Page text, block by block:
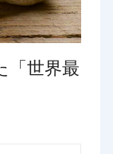
「世界最